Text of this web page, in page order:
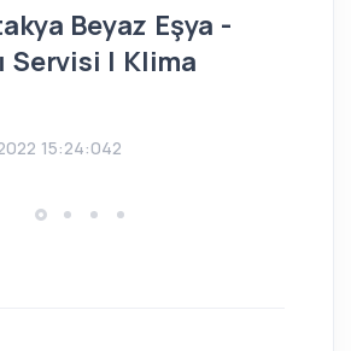
Beyaz Eşya -
Servisi | Klima
15:24:042